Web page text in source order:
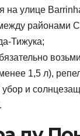
на улице
районами
Тижука;
1,5 л),
убор и